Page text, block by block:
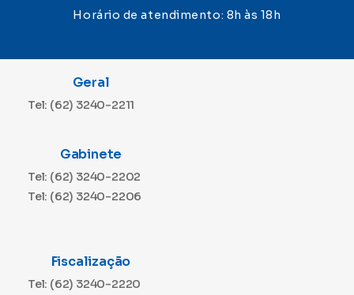
Horário de atendimento: 8h às 18h
Geral
Tel: (62) 3240-2211
Gabinete
Tel: (62) 3240-2202
Tel: (62) 3240-2206
Fiscalização
Tel: (62) 3240-2220